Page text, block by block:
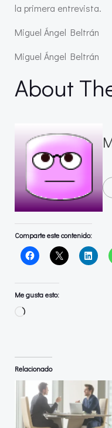
la primera entrevista.
Miguel Ángel Beltrán
Miguel Ángel Beltrán
About
Comparte este contenido:
Me gusta esto:
Cargando...
Relacionado